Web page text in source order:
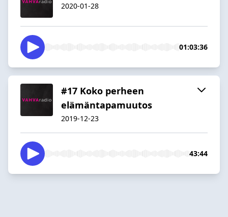
2020-01-28
01:03:36
#17 Koko perheen
elämäntapamuutos
2019-12-23
43:44